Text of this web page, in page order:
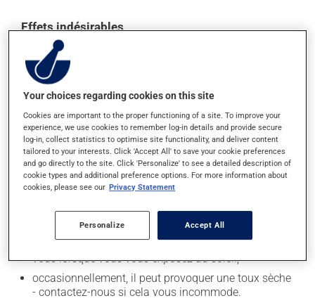
Effets indésirables
En plus de ses effets recherchés, ce produit peut à
l'occasion entraîner certains effets indésirables (effets
secondaires), notamment :
il peut causer des maux de tête;
il peut causer de la diarrhée;
il peut causer des étourdissements - levez-vous
lentement et soyez prudent avant de prendre le
volant;
il peut rendre votre peau plus sensible aux rayons UV
(p. ex. soleil, cabine de bronzage) - évitez le plus
possible de vous exposer aux rayons UV et protégez-
vous lorsque vous vous exposez au soleil;
occasionnellement, il peut provoquer une toux sèche
- contactez-nous si cela vous incommode.
Your choices regarding cookies on this site
Cookies are important to the proper functioning of a site. To improve your
experience, we use cookies to remember log-in details and provide secure
log-in, collect statistics to optimise site functionality, and deliver content
tailored to your interests. Click 'Accept All' to save your cookie preferences
and go directly to the site. Click 'Personalize' to see a detailed description of
cookie types and additional preference options. For more information about
cookies, please see our Privacy Statement
Personalize Accept All